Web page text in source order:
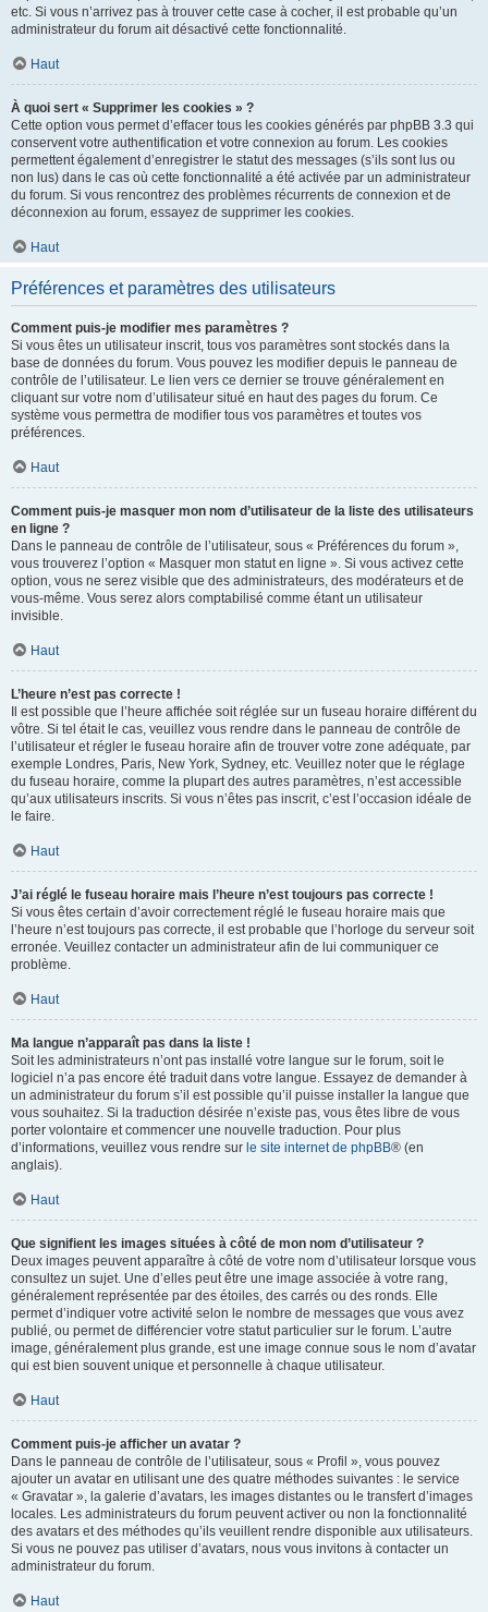
etc. Si vous n’arrivez pas à trouver cette case à cocher, il est probable qu’un
administrateur du forum ait désactivé cette fonctionnalité.
Haut
À quoi sert « Supprimer les cookies » ?
Cette option vous permet d’effacer tous les cookies générés par phpBB 3.3 qui
conservent votre authentification et votre connexion au forum. Les cookies
permettent également d’enregistrer le statut des messages (s’ils sont lus ou
non lus) dans le cas où cette fonctionnalité a été activée par un administrateur
du forum. Si vous rencontrez des problèmes récurrents de connexion et de
déconnexion au forum, essayez de supprimer les cookies.
Haut
Préférences et paramètres des utilisateurs
Comment puis-je modifier mes paramètres ?
Si vous êtes un utilisateur inscrit, tous vos paramètres sont stockés dans la
base de données du forum. Vous pouvez les modifier depuis le panneau de
contrôle de l’utilisateur. Le lien vers ce dernier se trouve généralement en
cliquant sur votre nom d’utilisateur situé en haut des pages du forum. Ce
système vous permettra de modifier tous vos paramètres et toutes vos
préférences.
Haut
Comment puis-je masquer mon nom d’utilisateur de la liste des utilisateurs
en ligne ?
Dans le panneau de contrôle de l’utilisateur, sous « Préférences du forum »,
vous trouverez l’option « Masquer mon statut en ligne ». Si vous activez cette
option, vous ne serez visible que des administrateurs, des modérateurs et de
vous-même. Vous serez alors comptabilisé comme étant un utilisateur
invisible.
Haut
L’heure n’est pas correcte !
Il est possible que l’heure affichée soit réglée sur un fuseau horaire différent du
vôtre. Si tel était le cas, veuillez vous rendre dans le panneau de contrôle de
l’utilisateur et régler le fuseau horaire afin de trouver votre zone adéquate, par
exemple Londres, Paris, New York, Sydney, etc. Veuillez noter que le réglage
du fuseau horaire, comme la plupart des autres paramètres, n’est accessible
qu’aux utilisateurs inscrits. Si vous n’êtes pas inscrit, c’est l’occasion idéale de
le faire.
Haut
J’ai réglé le fuseau horaire mais l’heure n’est toujours pas correcte !
Si vous êtes certain d’avoir correctement réglé le fuseau horaire mais que
l’heure n’est toujours pas correcte, il est probable que l’horloge du serveur soit
erronée. Veuillez contacter un administrateur afin de lui communiquer ce
problème.
Haut
Ma langue n’apparaît pas dans la liste !
Soit les administrateurs n’ont pas installé votre langue sur le forum, soit le
logiciel n’a pas encore été traduit dans votre langue. Essayez de demander à
un administrateur du forum s’il est possible qu’il puisse installer la langue que
vous souhaitez. Si la traduction désirée n’existe pas, vous êtes libre de vous
porter volontaire et commencer une nouvelle traduction. Pour plus
d’informations, veuillez vous rendre sur le site internet de phpBB® (en
anglais).
Haut
Que signifient les images situées à côté de mon nom d’utilisateur ?
Deux images peuvent apparaître à côté de votre nom d’utilisateur lorsque vous
consultez un sujet. Une d’elles peut être une image associée à votre rang,
généralement représentée par des étoiles, des carrés ou des ronds. Elle
permet d’indiquer votre activité selon le nombre de messages que vous avez
publié, ou permet de différencier votre statut particulier sur le forum. L’autre
image, généralement plus grande, est une image connue sous le nom d’avatar
qui est bien souvent unique et personnelle à chaque utilisateur.
Haut
Comment puis-je afficher un avatar ?
Dans le panneau de contrôle de l’utilisateur, sous « Profil », vous pouvez
ajouter un avatar en utilisant une des quatre méthodes suivantes : le service
« Gravatar », la galerie d’avatars, les images distantes ou le transfert d’images
locales. Les administrateurs du forum peuvent activer ou non la fonctionnalité
des avatars et des méthodes qu’ils veuillent rendre disponible aux utilisateurs.
Si vous ne pouvez pas utiliser d’avatars, nous vous invitons à contacter un
administrateur du forum.
Haut